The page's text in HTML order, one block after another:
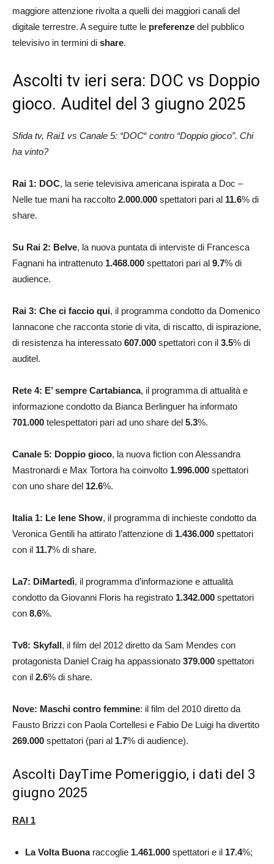
maggiore attenzione rivolta a quelli dei maggiori canali del
digitale terrestre. A seguire tutte le preferenze del pubblico
televisivo in termini di share.
Ascolti tv ieri sera: DOC vs Doppio
gioco. Auditel del 3 giugno 2025
Sfida tv, Rai1 vs Canale 5: “DOC“ contro “Doppio gioco”. Chi
ha vinto?
Rai 1: DOC, la serie televisiva americana ispirata a Doc –
Nelle tue mani ha raccolto 2.000.000 spettatori pari al 11.6% di
share.
Su Rai 2: Belve, la nuova puntata di interviste di Francesca
Fagnani ha intrattenuto 1.468.000 spettatori pari al 9.7% di
audience.
Rai 3: Che ci faccio qui, il programma condotto da Domenico
Iannacone che racconta storie di vita, di riscatto, di ispirazione,
di resistenza ha interessato 607.000 spettatori con il 3.5% di
auditel.
Rete 4: E’ sempre Cartabianca, il programma di attualità e
informazione condotto da Bianca Berlinguer ha informato
701.000 telespettatori pari ad uno share del 5.3%.
Canale 5: Doppio gioco, la nuova fiction con Alessandra
Mastronardi e Max Tortora ha coinvolto 1.996.000 spettatori
con uno share del 12.6%.
Italia 1: Le Iene Show, il programma di inchieste condotto da
Veronica Gentili ha attirato l’attenzione di 1.436.000 spettatori
con il 11.7% di share.
La7: DiMartedì, il programma d’informazione e attualità
condotto da Giovanni Floris ha registrato 1.342.000 spettatori
con 8.6%.
Tv8: Skyfall, il film del 2012 diretto da Sam Mendes con
protagonista Daniel Craig ha appassionato 379.000 spettatori
con il 2.6% di share.
Nove: Maschi contro femmine: il film del 2010 diretto da
Fausto Brizzi con Paola Cortellesi e Fabio De Luigi ha divertito
269.000 spettatori (pari al 1.7% di audience).
Ascolti DayTime Pomeriggio, i dati del 3
giugno 2025
RAI 1
La Volta Buonaraccoglie 1.461.000 spettatori e il 17.4%;